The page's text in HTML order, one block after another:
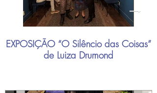
EXPOSIÇÃO “O Silêncio das Coisas”
de Luiza Drumond